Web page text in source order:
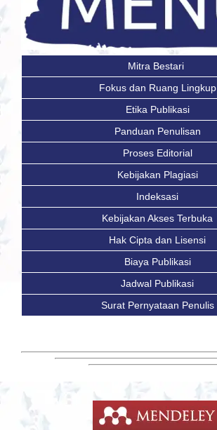
Mitra Bestari
Fokus dan Ruang Lingkup
Etika Publikasi
Panduan Penulisan
Proses Editorial
Kebijakan Plagiasi
Indeksasi
Kebijakan Akses Terbuka
Hak Cipta dan Lisensi
Biaya Publikasi
Jadwal Publikasi
Surat Pernyataan Penulis